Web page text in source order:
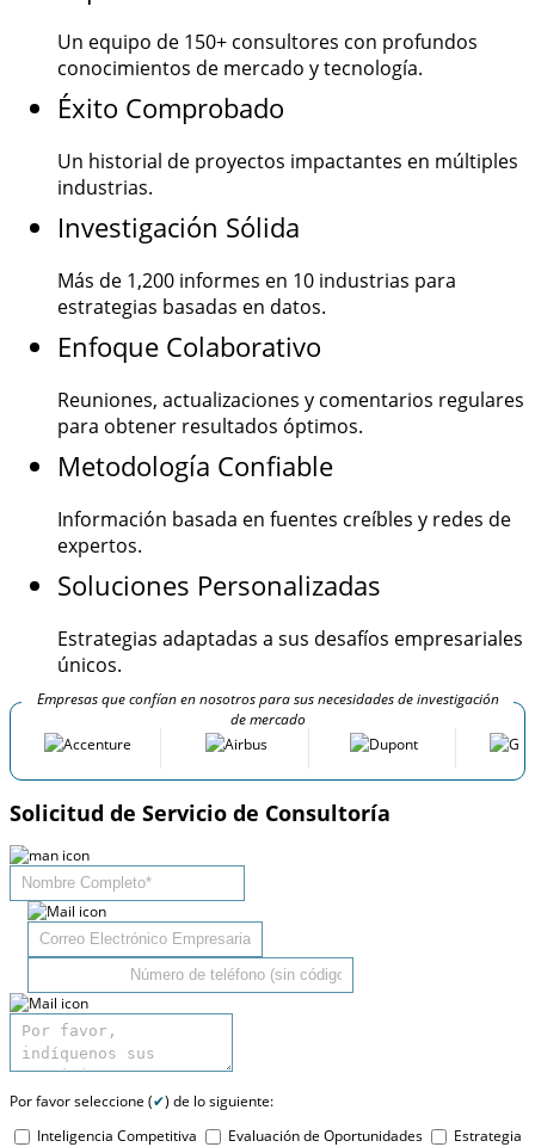
Un equipo de 150+ consultores con profundos
conocimientos de mercado y tecnología.
Éxito Comprobado
Un historial de proyectos impactantes en múltiples
industrias.
Investigación Sólida
Más de 1,200 informes en 10 industrias para
estrategias basadas en datos.
Enfoque Colaborativo
Reuniones, actualizaciones y comentarios regulares
para obtener resultados óptimos.
Metodología Confiable
Información basada en fuentes creíbles y redes de
expertos.
Soluciones Personalizadas
Estrategias adaptadas a sus desafíos empresariales
únicos.
Empresas que confían en nosotros para sus necesidades de investigación
de mercado
Solicitud de Servicio de Consultoría
Por favor seleccione (✔) de lo siguiente:
Inteligencia Competitiva
Evaluación de Oportunidades
Estrategia